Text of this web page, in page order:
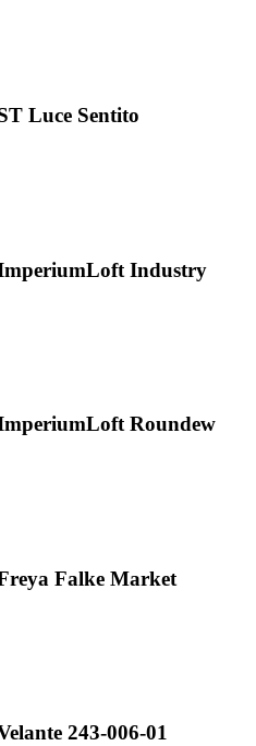
Luce Sentito
Industry
Roundew
Falke Market
243-006-01